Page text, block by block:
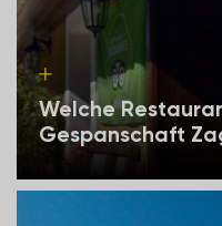
Welche
Gespanschaft